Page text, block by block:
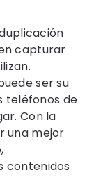
capturar
ser su
teléfonos de
Con la
una mejor
contenidos